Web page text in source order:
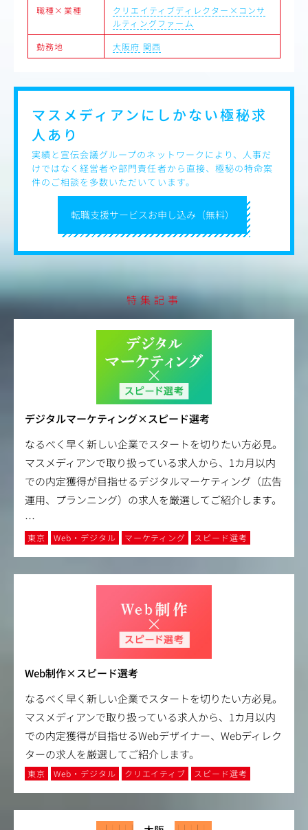
職種×業種
クリエイティブディレクター×コンサ
ルティングファーム
勤務地
大阪府 関西
転職支援サービスお申し込み（無料）
マスメディアンにしかない極秘求
人あり
実績と宣伝会議グループのネットワークにより、人事だ
けではなく経営者や部門責任者から直接、極秘の特命案
件のご相談を多数いただいています。
特集記事
デジタルマーケティング×スピード選考
なるべく早く新しい企業でスタートを切りたい方必見。
マスメディアンで取り扱っている求人から、1カ月以内
での内定獲得が目指せるデジタルマーケティング（広告
運用、プランニング）の求人を厳選してご紹介します。
…
東京 Web・デジタル マーケティング スピード選考
Web制作×スピード選考
なるべく早く新しい企業でスタートを切りたい方必見。
マスメディアンで取り扱っている求人から、1カ月以内
での内定獲得が目指せるWebデザイナー、Webディレク
ターの求人を厳選してご紹介します。
東京 Web・デジタル クリエイティブ スピード選考